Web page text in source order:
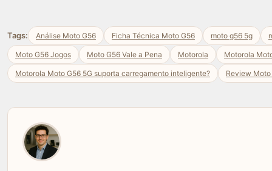
Tags: Análise Moto G56 Ficha Técnica Moto G56 moto g56 5g
Moto G56 Jogos Moto G56 Vale a Pena Motorola Motorola
Motorola Moto G56 5G suporta carregamento inteligente? Review Moto